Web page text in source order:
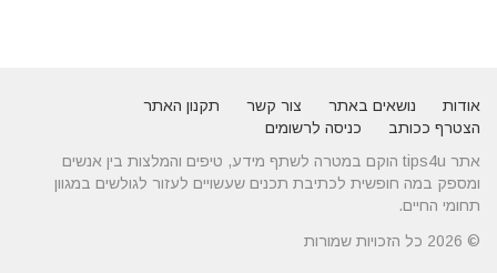
אודות נושאים באתר צור קשר
תקנון האתר
הצטרף ככותב
כניסה לרשומים
אתר tips4u הוקם במטרה לשתף מידע, טיפים והמלצות בין אנשים
ומספק במה חופשית לכתיבת תכנים שעשויים לעזור לגולשים במגוון
תחומי החיים.
© 2026 כל הזכויות שמורות